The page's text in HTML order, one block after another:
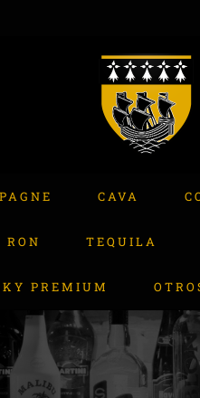
CAVA
RON TEQUILA
PREMIUM